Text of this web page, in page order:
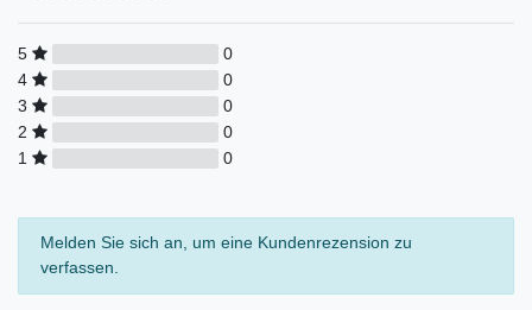
5
0
4
0
3
0
2
0
1
0
Melden Sie sich an, um eine Kundenrezension zu
verfassen.